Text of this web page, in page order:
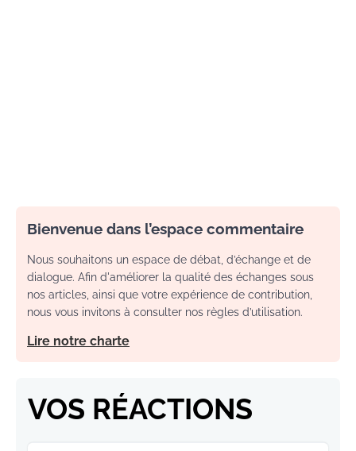
Bienvenue dans l’espace commentaire
Nous souhaitons un espace de débat, d’échange et de
dialogue. Afin d'améliorer la qualité des échanges sous
nos articles, ainsi que votre expérience de contribution,
nous vous invitons à consulter nos règles d’utilisation.
Lire notre charte
VOS RÉACTIONS